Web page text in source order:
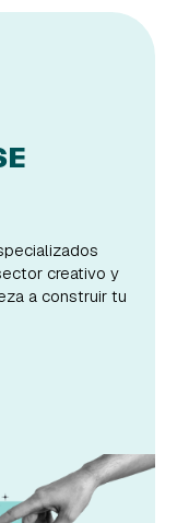
creativo y
a construir tu